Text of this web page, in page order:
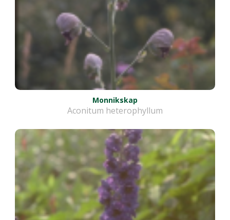
Monnikskap
Aconitum heterophyllum